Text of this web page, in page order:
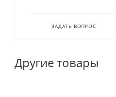
ЗАДАТЬ ВОПРОС
Другие товары